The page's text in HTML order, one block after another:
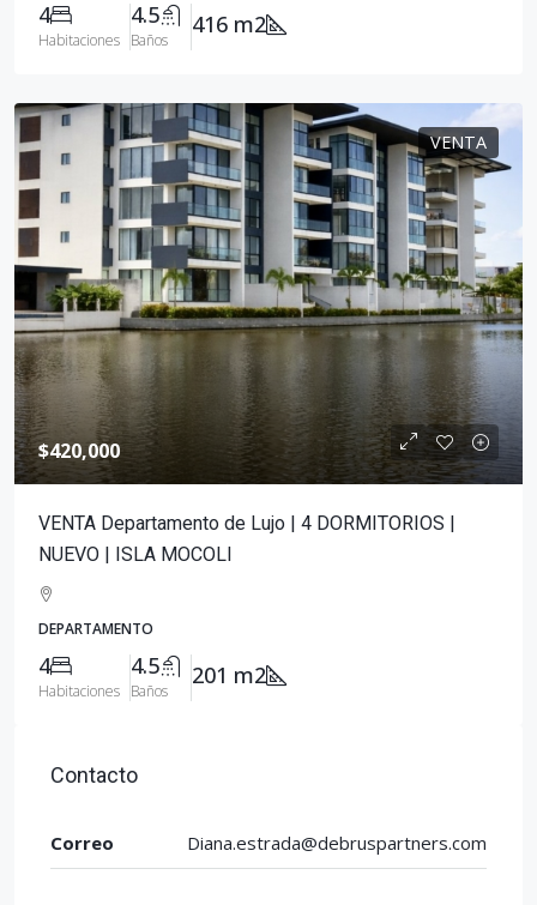
4
Habitaciones
4.5
Baños
416 m2
VENTA
$420,000
VENTA Departamento de Lujo | 4 DORMITORIOS |
NUEVO | ISLA MOCOLI
DEPARTAMENTO
4
Habitaciones
4.5
Baños
201 m2
Contacto
Correo Diana.estrada@debruspartners.com